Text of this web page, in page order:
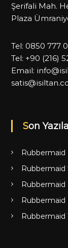
Şerifali Mah.
Plaza
Tel: 0850 777
Tel: +90 (216)
Email:
Son
Rubbermaid
Rubbermaid
Rubbermaid
Rubbermaid